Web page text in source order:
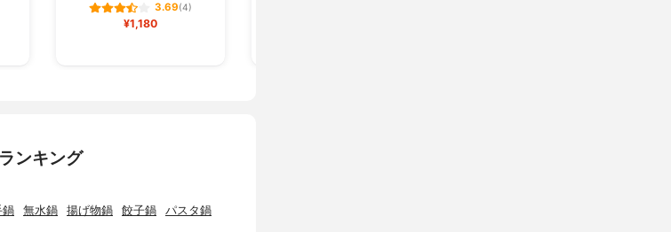
3.69(4)
¥1,180
ンキング
鍋 無水鍋 揚げ物鍋 餃子鍋 パスタ鍋